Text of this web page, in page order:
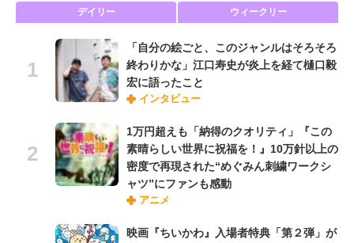
デイリー ウィークリー
「自分の絵ごと、このジャンルはそろそろ
終わりかな」江口寿史が炎上を経て樋口毅
宏に語ったこと
インタビュー
1万円超えも「納得のクオリティ」『この
素晴らしい世界に祝福を！』10万針以上の
密度で再現された“めぐみん刺繍ワークシ
ャツ”にファンも感動
アニメ
映画『ちいかわ』入場者特典「第２弾」が